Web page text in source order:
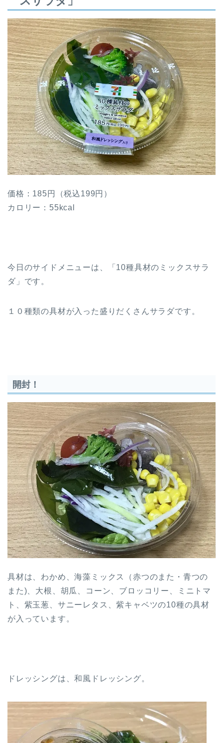
価格：185円（税込199円）
カロリー：55kcal
今日のサイドメニューは、「10種具材のミックスサラ
ダ」です。
１０種類の具材が入った盛りだくさんサラダです。
開封！
具材は、わかめ、海藻ミックス（赤つのまた・青つの
また)、大根、胡瓜、コーン、ブロッコリー、ミニトマ
ト、紫玉葱、サニーレタス、紫キャベツの10種の具材
が入っています。
ドレッシングは、和風ドレッシング。